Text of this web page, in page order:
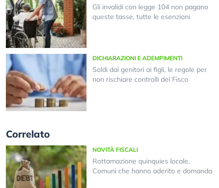
Gli invalidi con legge 104 non pagano
queste tasse, tutte le esenzioni
DICHIARAZIONI E ADEMPIMENTI
Soldi dai genitori ai figli, le regole per
non rischiare controlli del Fisco
Correlato
NOVITÀ FISCALI
Rottamazione quinquies locale,
Comuni che hanno aderito e domanda